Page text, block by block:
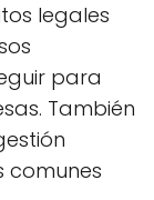
legales
para
También
comunes